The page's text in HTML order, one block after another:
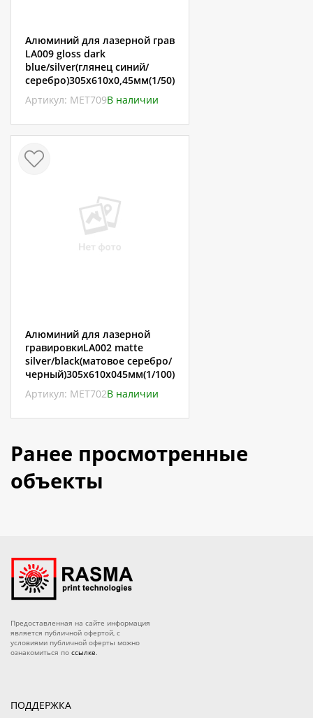
Алюминий для лазерной грав
LA009 gloss dark
blue/silver(глянец синий/
серебро)305х610х0,45мм(1/50)
Артикул: МЕТ709В наличии
Алюминий для лазерной
гравировкиLA002 matte
silver/black(матовое серебро/
черный)305х610х045мм(1/100)
Артикул: МЕТ702В наличии
Ранее просмотренные
объекты
Предоставленная на сайте информация
является публичной офертой, с
условиями публичной оферты можно
ознакомиться по ссылке.
ПОДДЕРЖКА